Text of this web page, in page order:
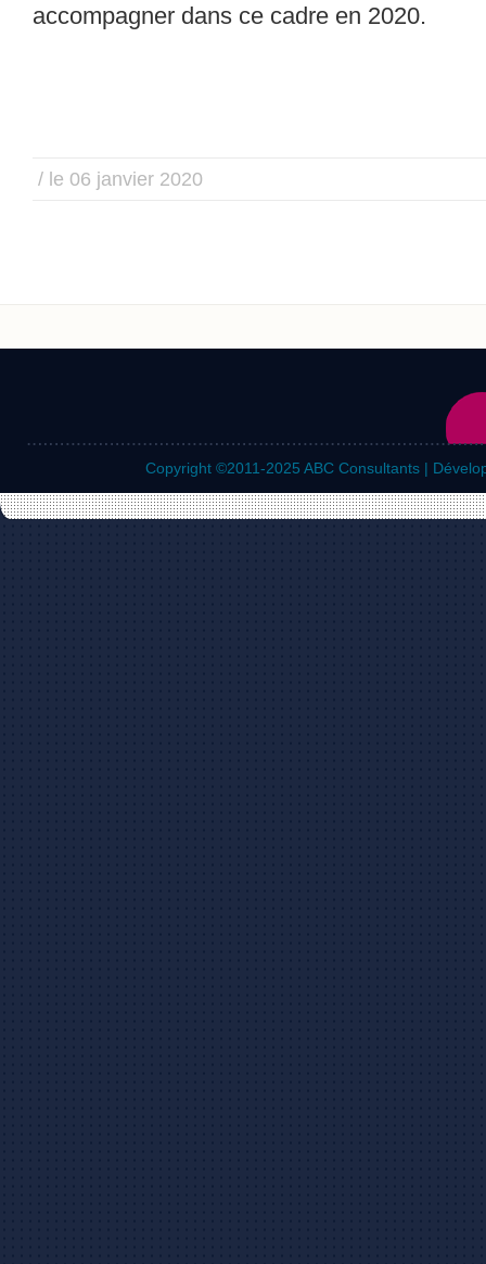
accompagner dans ce cadre en 2020.
/ le 06 janvier 2020
Copyright ©2011-2025ABC Consultants |